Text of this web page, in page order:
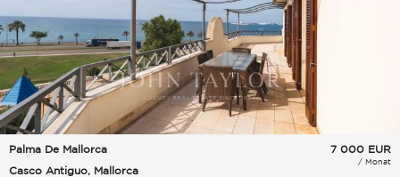
Palma De Mallorca
Casco Antiguo, Mallorca
7 000 EUR
/ Monat